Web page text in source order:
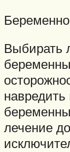
Выбирать
лечение